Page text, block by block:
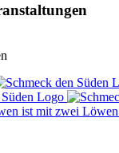
ist mit zwei